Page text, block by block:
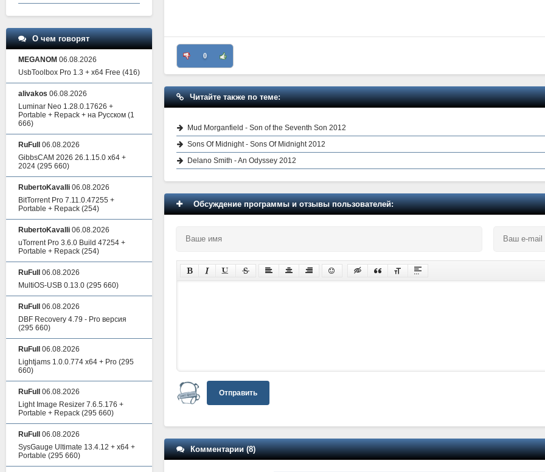
0
Читайте также по теме:
Mud Morganfield - Son of the Seventh Son 2012
Sons Of Midnight - Sons Of Midnight 2012
Delano Smith - An Odyssey 2012
Обсуждение программы и отзывы пользователей:
Отправить
Комментарии (8)
О чем говорят
MEGANOM 06.08.2026
UsbToolbox Pro 1.3 + x64 Free (416)
alivakos 06.08.2026
Luminar Neo 1.28.0.17626 +
Portable + Repack + на Русском (1
666)
RuFull
06.08.2026
GibbsCAM 2026 26.1.15.0 x64 +
2024 (295 660)
RubertoKavalli 06.08.2026
BitTorrent Pro 7.11.0.47255 +
Portable + Repack (254)
RubertoKavalli 06.08.2026
uTorrent Pro 3.6.0 Build 47254 +
Portable + Repack (254)
RuFull
06.08.2026
MultiOS-USB 0.13.0 (295 660)
RuFull
06.08.2026
DBF Recovery 4.79 - Pro версия
(295 660)
RuFull
06.08.2026
Lightjams 1.0.0.774 x64 + Pro (295
660)
RuFull
06.08.2026
Light Image Resizer 7.6.5.176 +
Portable + Repack (295 660)
RuFull
06.08.2026
SysGauge Ultimate 13.4.12 + x64 +
Portable (295 660)